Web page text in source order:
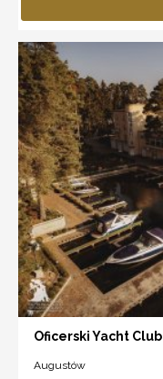
Oficerski Yacht Club
Augustów